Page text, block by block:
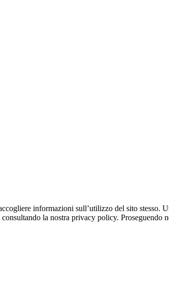
informazioni sull’utilizzo del sito
la nostra privacy policy. Proseguendo